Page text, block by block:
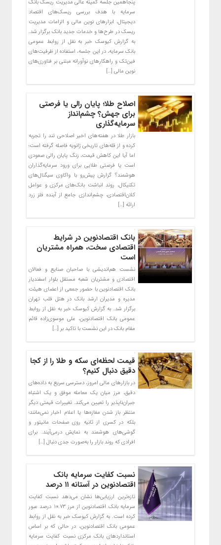
پنجاهمین جلسه کمیته عالی مدیریت ریسک بانک
سرمایه با هدف بررسی ریسک‌های اقتصاد
دیجیتال، ابزارهای نوین مالی و الزامات مدیریت
ریسک در طرح‌ها و خدمات جدید بانک برگزار شد.
به گزارش کیوسک خبر به نقل از روابط عمومی
بانک سرمایه، در این جلسه، استفاده از ظرفیت‌های
فین‌تک و راهکارهای نوآورانه مبتنی بر فناوری‌های
نوین مالی […]
اصلاح طلا؛ پایان رالی یا فرصتی
برای جهش؟ چشم‌انداز
سرمایه‌گذاری
بازار طلا در هفته‌های اخیر اصلاحی تند را تجربه
کرده و از قله‌های تاریخی ژانویه فاصله گرفته است؛
اما آیا این کاهش قیمت، زنگ پایان رالی صعودی
است یا فرصتی طلایی برای ورود سرمایه‌گذاران
هوشمند؟ گزارش پیش‌رو با واکاوی سیگنال‌های
تکنیکال، روند انباشت بانک‌های مرکزی و عوامل
کلان‌اقتصادی، چشم‌اندازی جامع از آینده فلز زرد
ارائه […]
بانک اقتصادنوین در شرایط
اقتصادی سخت، همراه مشتریان
است
نشست هم‌اندیشی با صاحبان صنایع و فعالان
اقتصادی و مشتریان شعبه مستقل بلوار اسفندیار
بانک اقتصادنوین با حضور جمعی از اعضای هیئت
مدیره و مدیران ارشد بانک در هتل قلب تهران
برگزار شد. به گزارش کیوسک خبر به نقل از روابط
عمومی بانک اقتصادنوین، علی موسوی‌زاده قائم
مقام بانک در این نشست با تاکید بر […]
قیمت لحظه‌ای سکه و طلا را از کجا
دقیق دنبال کنیم؟
در بازارهای مالی امروز، دسترسی سریع به داده‌های
دقیق، مرز میان یک معامله موفق و یک اشتباه
جبران‌ناپذیر را تعیین می‌کند. تغییرات قیمتی دیگر
منتظر باز شدن مغازه‌ها یا اعلام اخبار نمی‌مانند؛
بلکه در کسری از ثانیه روی صفحات مانیتور و
گوشی‌های هوشمند به نمایش درمی‌آیند. برای
افرادی که روند بازار را به‌صورت جدی دنبال […]
نسبت کفایت سرمایه بانک
اقتصادنوین در آستانه ۱۱ درصد
تازه‌ترین ارزیابی‌ها نشان می‌دهد نسبت کفایت
سرمایه بانک اقتصادنوین از مرز ۱۰.۷۳ درصد عبور
کرده است. به گزارش کیوسک خبر به نقل از روابط
عمومی بانک اقتصادنوین، در حالی که بر اساس
استانداردهای بانک مرکزی نسبت کفایت سرمایه